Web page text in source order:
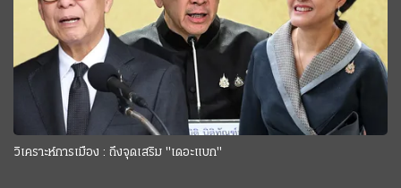
วิเคราะห์การเมือง : ถึงจุดเสริม "เดอะแบก"